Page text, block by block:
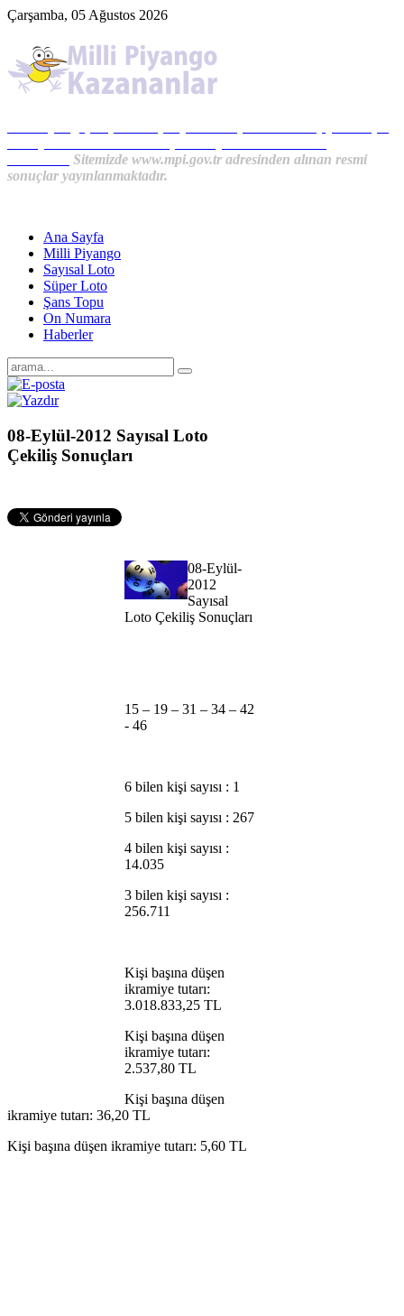
Çarşamba, 05 Ağustos 2026
Sitemizde www.mpi.gov.tr adresinden alınan resmi
sonuçlar yayınlanmaktadır.
Ana Sayfa
Milli Piyango
Sayısal Loto
Süper Loto
Şans Topu
On Numara
Haberler
08-Eylül-2012 Sayısal Loto
Çekiliş Sonuçları
08-Eylül-
2012
Sayısal
Loto Çekiliş Sonuçları
15 – 19 – 31 – 34 – 42
- 46
6 bilen kişi sayısı : 1
5 bilen kişi sayısı : 267
4 bilen kişi sayısı :
14.035
3 bilen kişi sayısı :
256.711
Kişi başına düşen
ikramiye tutarı:
3.018.833,25 TL
Kişi başına düşen
ikramiye tutarı:
2.537,80 TL
Kişi başına düşen
ikramiye tutarı: 36,20 TL
Kişi başına düşen ikramiye tutarı: 5,60 TL